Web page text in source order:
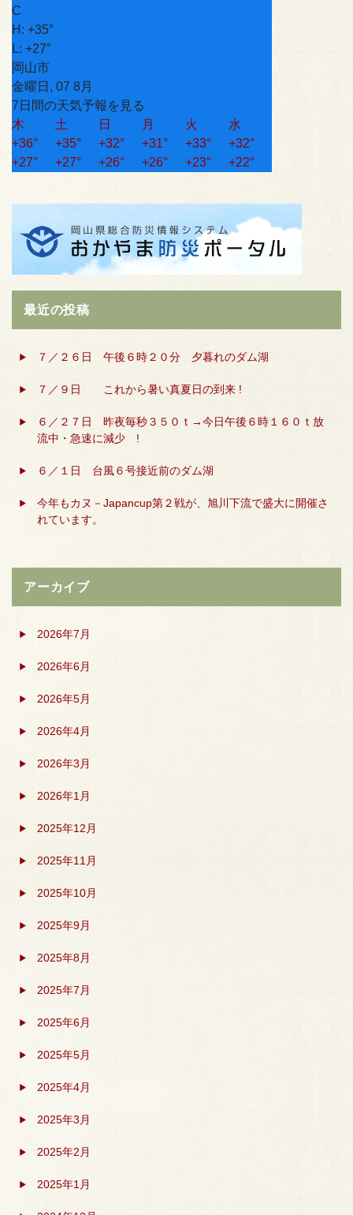
C
H: +35°
L: +27°
岡山市
金曜日, 07 8月
7日間の天気予報を見る
木
土 日 月 火
水
+36° +35° +32° +31° +33° +32°
+27° +27° +26° +26° +23° +22°
最近の投稿
７／２６日 午後６時２０分 夕暮れのダム湖
７／９日 これから暑い真夏日の到来 !
６／２７日 昨夜毎秒３５０ｔ→今日午後６時１６０ｔ放
流中・急速に減少 !
６／１日 台風６号接近前のダム湖
今年もカヌ－Japancup第２戦が、旭川下流で盛大に開催さ
れています。
アーカイブ
2026年7月
2026年6月
2026年5月
2026年4月
2026年3月
2026年1月
2025年12月
2025年11月
2025年10月
2025年9月
2025年8月
2025年7月
2025年6月
2025年5月
2025年4月
2025年3月
2025年2月
2025年1月